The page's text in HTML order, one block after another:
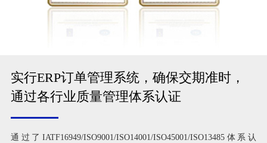
实行ERP订单管理系统，确保交期准时，
通过各行业质量管理体系认证
通过了IATF16949/ISO9001/ISO14001/ISO45001/ISO13485体系认